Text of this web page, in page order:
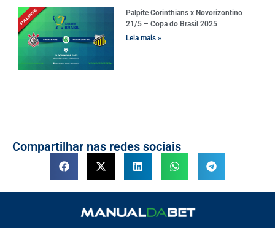
Palpite Corinthians x Novorizontino
21/5 – Copa do Brasil 2025
Leia mais »
Compartilhar nas redes sociais